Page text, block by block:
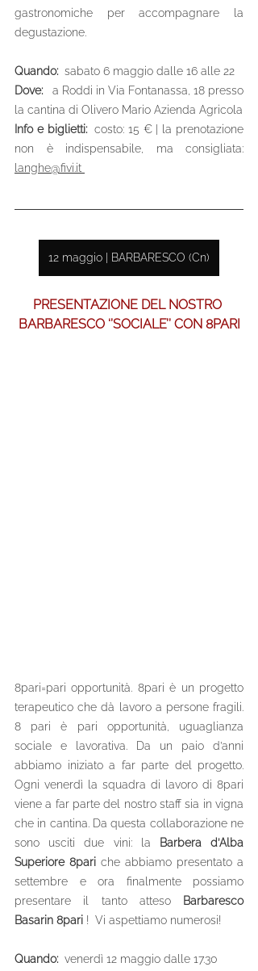
gastronomiche per accompagnare la
degustazione.
Quando: sabato 6 maggio dalle 16 alle 22
Dove: a Roddi in Via Fontanassa, 18 presso
la cantina di Olivero Mario Azienda Agricola
Info e biglietti: costo: 15 € | la prenotazione
langhe@fivi.it
12 maggio | BARBARESCO (Cn)
PRESENTAZIONE DEL NOSTRO
BARBARESCO ‘’SOCIALE’’ CON 8PARI
8pari=pari opportunità. 8pari è un progetto
terapeutico che dà lavoro a persone fragili.
8 pari è pari opportunità, uguaglianza
sociale e lavorativa. Da un paio d’anni
abbiamo iniziato a far parte del progetto.
Ogni venerdì la squadra di lavoro di 8pari
viene a far parte del nostro staff sia in vigna
che in cantina. Da questa collaborazione ne
sono usciti due vini: la
Barbera d’Alba
Superiore 8pari che abbiamo presentato a
settembre e ora finalmente possiamo
presentare il tanto atteso
Barbaresco
Basarin 8pari !  Vi aspettiamo numerosi!
Quando: venerdì 12 maggio dalle 17.30